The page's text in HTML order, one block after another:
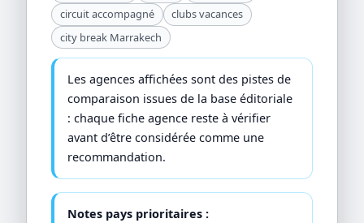
circuit accompagné
clubs vacances
city break Marrakech
Les agences affichées sont des pistes de
comparaison issues de la base éditoriale
: chaque fiche agence reste à vérifier
avant d’être considérée comme une
recommandation.
Notes pays prioritaires :